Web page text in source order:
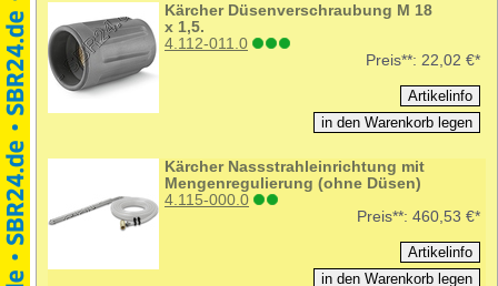
Kärcher Düsenverschraubung M 18
x 1,5.
4.112-011.0
Preis**: 22,02 €*
Kärcher Nassstrahleinrichtung mit
Mengenregulierung (ohne Düsen)
4.115-000.0
Preis**: 460,53 €*